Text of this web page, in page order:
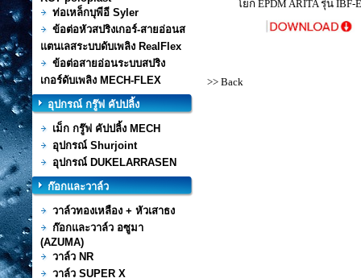
ท่อเหล็กบุพีอี Syler
ข้อต่อหัวสปริงเกอร์-สายอ่อนส
แตนเลสระบบดับเพลิง RealFlex
ข้อต่อสายอ่อนระบบสปริง
เกอร์ดับเพลิง MECH-FLEX
อุปกรณ์ กรู๊ฟ คัปปลิ้ง
เม็ก กรู๊ฟ คัปปลิ้ง MECH
อุปกรณ์ Shurjoint
อุปกรณ์ DUKELARRASEN
ก๊อกและวาล์ว
วาล์วทองเหลือง + หัวเสาธง
ก๊อกและวาล์ว อซูมา
(AZUMA)
วาล์ว NR
วาล์ว SUPER X
โยก EPDM ARITA รุ่น IBF-
>> Back